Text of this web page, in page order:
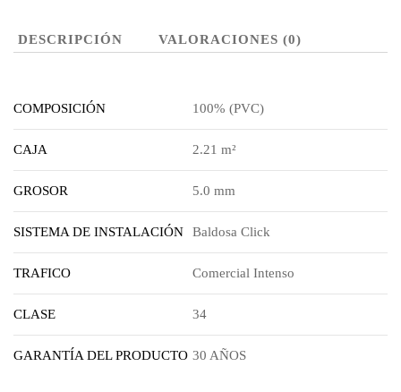
DESCRIPCIÓN VALORACIONES (0)
COMPOSICIÓN 100% (PVC)
CAJA 2.21 m²
GROSOR 5.0 mm
SISTEMA DE INSTALACIÓN Baldosa Click
TRAFICO Comercial Intenso
CLASE 34
GARANTÍA DEL PRODUCTO 30 AÑOS